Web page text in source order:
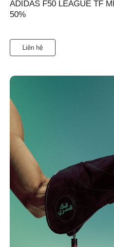
ADIDAS F50 LEAGUE TF
50%
Liên hệ